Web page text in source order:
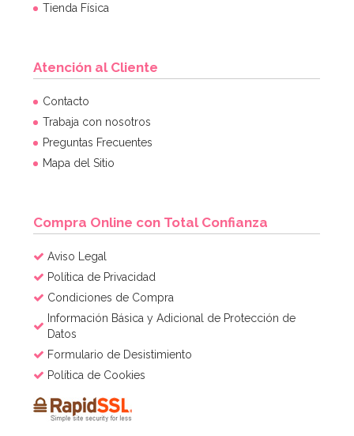
Botellita de leche tradicional 0,5 Lt
AÑADIR
Tienda Física
Atención al Cliente
Contacto
Trabaja con nosotros
Preguntas Frecuentes
Mapa del Sitio
Compra Online con Total Confianza
Aviso Legal
Política de Privacidad
Condiciones de Compra
Información Básica y Adicional de Protección de
Datos
Formulario de Desistimiento
Política de Cookies